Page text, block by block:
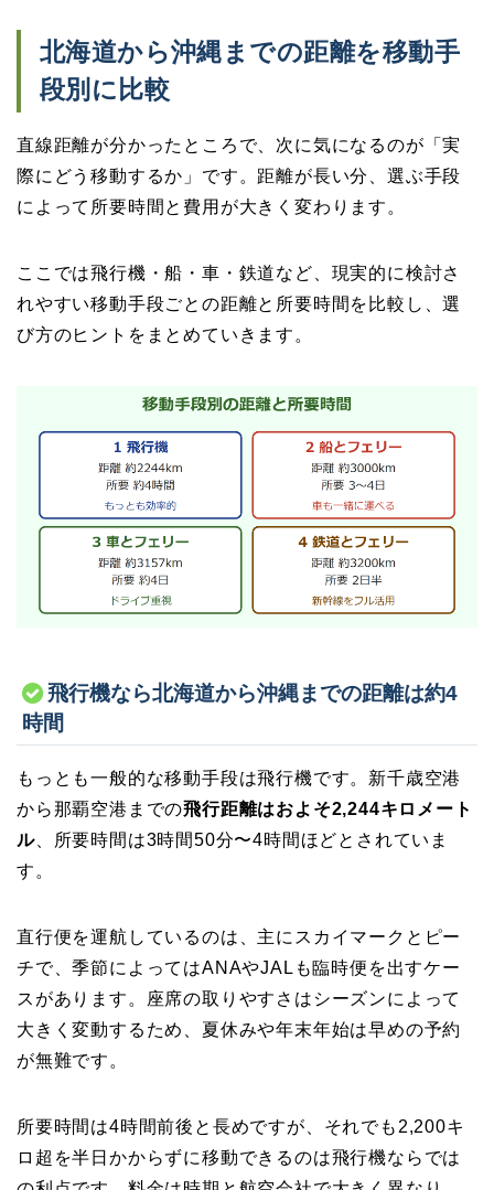
北海道から沖縄までの距離を移動手
段別に比較
直線距離が分かったところで、次に気になるのが「実
際にどう移動するか」です。距離が長い分、選ぶ手段
によって所要時間と費用が大きく変わります。
ここでは飛行機・船・車・鉄道など、現実的に検討さ
れやすい移動手段ごとの距離と所要時間を比較し、選
び方のヒントをまとめていきます。
飛行機なら北海道から沖縄までの距離は約4
時間
もっとも一般的な移動手段は飛行機です。新千歳空港
から那覇空港までの飛行距離はおよそ2,244キロメート
ル、所要時間は3時間50分〜4時間ほどとされていま
す。
直行便を運航しているのは、主にスカイマークとピー
チで、季節によってはANAやJALも臨時便を出すケー
スがあります。座席の取りやすさはシーズンによって
大きく変動するため、夏休みや年末年始は早めの予約
が無難です。
所要時間は4時間前後と長めですが、それでも2,200キ
ロ超を半日かからずに移動できるのは飛行機ならでは